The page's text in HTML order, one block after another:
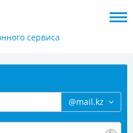
сервиса
@mail.kz